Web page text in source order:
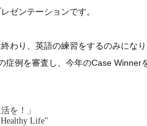
ゼンテーションです。
わり、英語の練習をするのみにな
症例を審査し、今年のCase Winner
を！」
Life"